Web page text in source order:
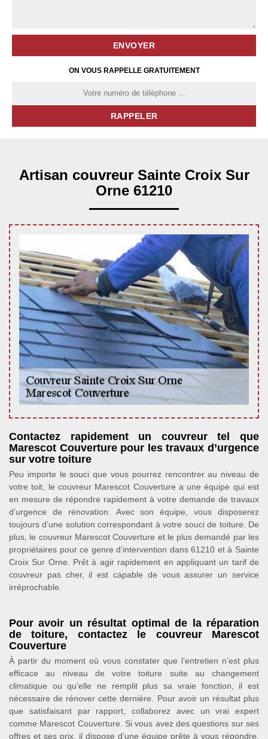
ON VOUS RAPPELLE GRATUITEMENT
Artisan couvreur Sainte Croix Sur
Orne 61210
Contactez rapidement un couvreur tel que
Marescot Couverture pour les travaux d’urgence
sur votre toiture
Peu importe le souci que vous pourrez rencontrer au niveau de
votre toit, le couvreur Marescot Couverture a une équipe qui est
en mesure de répondre rapidement à votre demande de travaux
d’urgence de rénovation. Avec son équipe, vous disposerez
toujours d’une solution correspondant à votre souci de toiture. De
plus, le couvreur Marescot Couverture et le plus demandé par les
propriétaires pour ce genre d’intervention dans 61210 et à Sainte
Croix Sur Orne. Prêt à agir rapidement en appliquant un tarif de
couvreur pas cher, il est capable de vous assurer un service
irréprochable.
Pour avoir un résultat optimal de la réparation
de toiture, contactez le couvreur Marescot
Couverture
À partir du moment où vous constater que l’entretien n’est plus
efficace au niveau de votre toiture suite au changement
climatique ou qu’elle ne remplit plus sa vraie fonction, il est
nécessaire de rénover cette dernière. Pour avoir un résultat plus
que satisfaisant par rapport, collaborez avec un vrai expert
comme Marescot Couverture. Si vous avez des questions sur ses
offres et ses prix, il dispose d’une équipe prête à vous répondre.